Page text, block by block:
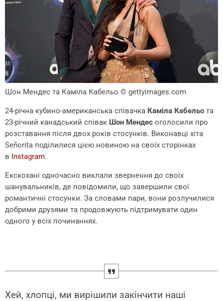
Шон Мендес та Каміла Кабельо © gettyimages.com
24-річна кубино-американська співачка Каміла Кабельо та
23-річний канадський співак Шон Мендес оголосили про
розставання після двох років стосунків. Виконавці хіта
Señorita поділилися цією новиною на своїх сторінках
в Instagram.
Екскохані одночасно виклали звернення до своїх
шанувальників, де повідомили, що завершили свої
романтичні стосунки. За словами пари, вони розлучилися
добрими друзями та продовжують підтримувати один
одного у всіх починаннях.
Хей, хлопці, ми вирішили закінчити наші